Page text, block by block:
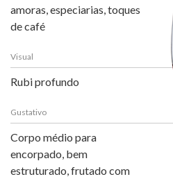
amoras, especiarias, toques
de café
Visual
Rubi profundo
Gustativo
Corpo médio para
encorpado, bem
estruturado, frutado com